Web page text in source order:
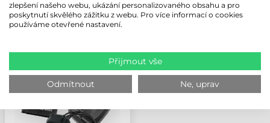
NAPOSLEDY PROHLÍŽENÉ PRODUKTY
KÓDOVANÝ, 3M, MATRIX
220/320
zlepšení našeho webu, ukázání personalizovaného obsahu a pro
poskytnutí skvělého zážitku z webu. Pro více informací o cookies
používáme otevřené nastavení.
Přijmout vše
Odmítnout Ne, uprav